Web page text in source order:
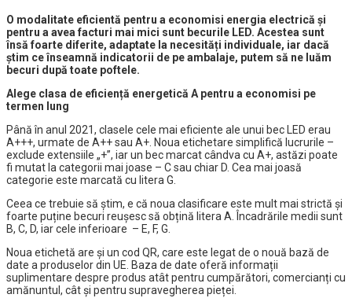
O modalitate eficientă pentru a economisi energia electrică și
pentru a avea facturi mai mici sunt becurile LED. Acestea sunt
însă foarte diferite, adaptate la necesități individuale, iar dacă
știm ce înseamnă indicatorii de pe ambalaje, putem să ne luăm
becuri după toate poftele.
Alege clasa de eficiență energetică A pentru a economisi pe
termen lung
Până în anul 2021, clasele cele mai eficiente ale unui bec LED erau
A+++, urmate de A++ sau A+. Noua etichetare simplifică lucrurile –
exclude extensiile „+”, iar un bec marcat cândva cu A+, astăzi poate
fi mutat la categorii mai joase – C sau chiar D. Cea mai joasă
categorie este marcată cu litera G.
Ceea ce trebuie să știm, e că noua clasificare este mult mai strictă și
foarte puține becuri reușesc să obțină litera A. Încadrările medii sunt
B, C, D, iar cele inferioare – E, F, G.
Noua etichetă are și un cod QR, care este legat de o nouă bază de
date a produselor din UE. Baza de date oferă informații
suplimentare despre produs atât pentru cumpărători, comercianți cu
amănuntul, cât și pentru supravegherea pieței.